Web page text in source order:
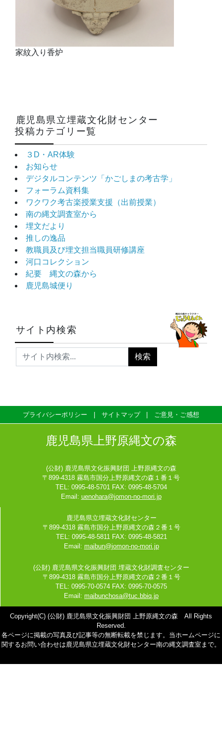
鹿児島県立埋蔵文化財センター
投稿カテゴリー覧
３D・AR体験
お知らせ
デジタルコンテンツ「かごしまの考古学」
フォーラム資料集
ワクワク考古楽授業支援（出前授業）
南の縄文調査室から
埋文だより
推しの逸品
教職員及び埋文担当職員研修講座
河口コレクション
紀要 縄文の森から
鹿児島城便り
サイト内検索
家紋入り香炉
プライバシーポリシー サイトマップ ご意見・ご感想
鹿児島県上野原縄文の森
(公財) 鹿児島県文化振興財団 上野原縄文の森
〒899-4318 霧島市国分上野原縄文の森１番１号
TEL: 0995-48-5701 FAX: 0995-48-5704
Email: uenohara@jomon-no-mori.jp
鹿児島県立埋蔵文化財センター
〒899-4318 霧島市国分上野原縄文の森２番１号
TEL: 0995-48-5811 FAX: 0995-48-5821
Email: maibun@jomon-no-mori.jp
(公財) 鹿児島県文化振興財団 埋蔵文化財調査センター
〒899-4318 霧島市国分上野原縄文の森２番１号
TEL: 0995-70-0574 FAX: 0995-70-0575
Email: maibunchosa@tuc.bbiq.jp
Copyright(C) (公財) 鹿児島県文化振興財団 上野原縄文の森 All Rights
Reserved.
各ページに掲載の写真及び記事等の無断転載を禁じます。当ホームページに
関するお問い合わせは鹿児島県立埋蔵文化財センター南の縄文調査室まで。